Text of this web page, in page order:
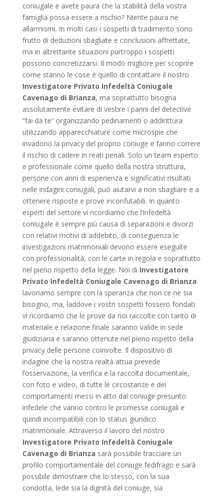
coniugale e avete paura che la stabilità della vostra
famiglia possa essere a rischio? Niente paura ne
allarmismi. In molti casi i sospetti di tradimento sono
frutto di deduzioni sbagliate e conclusioni affrettate,
ma in altrettante situazioni purtroppo i sospetti
possono concretizzarsi. Il modo migliore per scoprire
come stanno le cose è quello di contattare il nostro
Investigatore Privato Infedeltà Coniugale
Cavenago di Brianza, ma soprattutto bisogna
assolutamente evitare di vestire i panni del detective
“fai da te” organizzando pedinamenti o addirittura
utilizzando apparecchiature come microspie che
invadono la privacy del proprio coniuge e fanno correre
il rischio di cadere in reati penali. Solo un team esperto
e professionale come quello della nostra struttura,
persone con anni di esperienza e significativi risultati
nelle indagini coniugali, può aiutarvi a non sbagliare e a
ottenere risposte e prove inconfutabili. In quanto
esperti del settore vi ricordiamo che l’infedeltà
coniugale è sempre più causa di separazioni e divorzi
con relativi motivi di addebito, di conseguenza le
investigazioni matrimoniali devono essere eseguite
con professionalità, con le carte in regola e soprattutto
nel pieno rispetto della legge. Noi di Investigatore
Privato Infedeltà Coniugale Cavenago di Brianza
lavoriamo sempre con la speranza che non ce ne sia
bisogno, ma, laddove i vostri sospetti fossero fondati
vi ricordiamo che le prove da noi raccolte con tanto di
materiale e relazione finale saranno valide in sede
giudiziaria e saranno ottenute nel pieno rispetto della
privacy delle persone coinvolte. Il dispositivo di
indagine che la nostra realtà attua prevede
l’osservazione, la verifica e la raccolta documentale,
con foto e video, di tutte le circostanze e dei
comportamenti messi in atto dal coniuge presunto
infedele che vanno contro le promesse coniugali e
quindi incompatibili con lo status giuridico
matrimoniale. Attraverso il lavoro del nostro
Investigatore Privato Infedeltà Coniugale
Cavenago di Brianza sarà possibile tracciare un
profilo comportamentale del coniuge fedifrago e sarà
possibile dimostrare che lo stesso, con la sua
condotta, lede sia la dignità del coniuge, sia